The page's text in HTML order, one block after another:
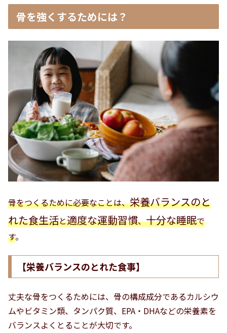
骨を強くするためには？
骨をつくるために必要なことは、栄養バランスのと
れた食生活と適度な運動習慣、十分な睡眠で
す。
【栄養バランスのとれた食事】
丈夫な骨をつくるためには、骨の構成成分であるカルシウ
ムやビタミン類、タンパク質、EPA・DHAなどの栄養素を
バランスよくとることが大切です。